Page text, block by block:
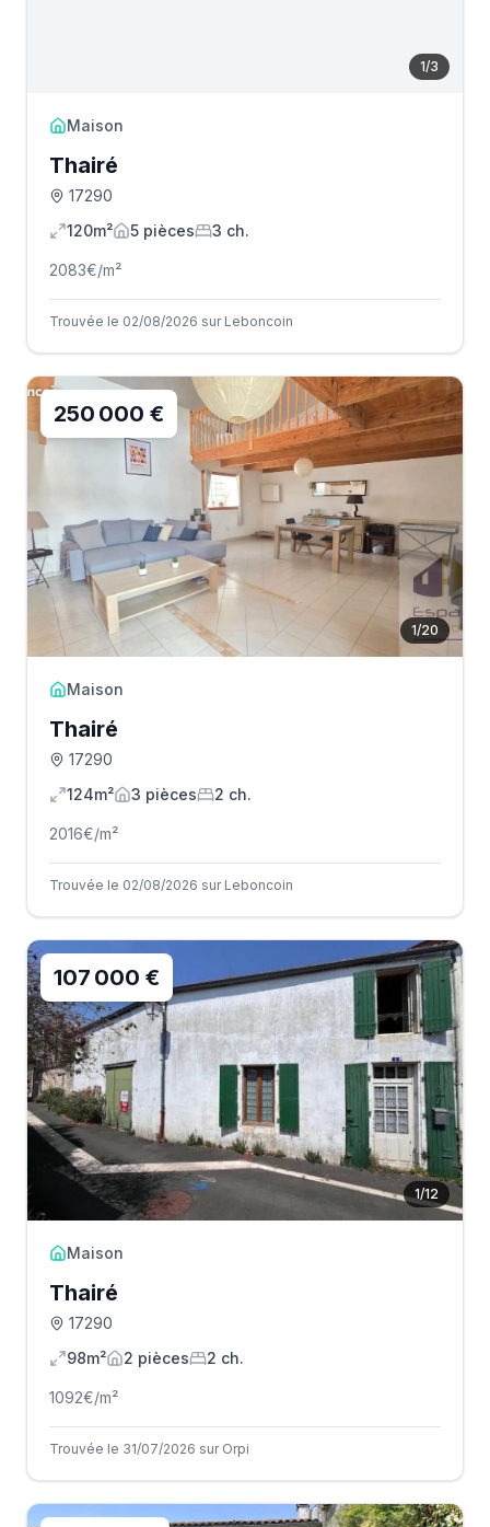
1/3
Maison
Thairé
17290
120m²
5 pièces 3 ch.
2083€/m²
Trouvée le 02/08/2026 sur Leboncoin
1/20
250 000 €
Maison
Thairé
17290
124m²
3 pièces 2 ch.
2016€/m²
Trouvée le 02/08/2026 sur Leboncoin
1/12
107 000 €
Maison
Thairé
17290
98m²
2 pièces 2 ch.
1092€/m²
Trouvée le 31/07/2026 sur Orpi